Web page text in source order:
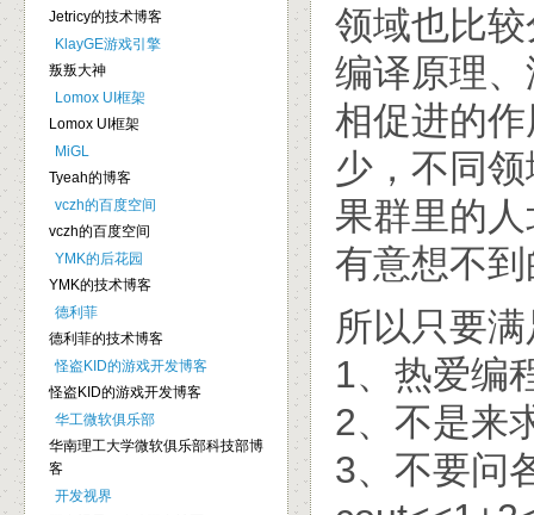
领域也比
编译原理
相促进的
少，不同
果群里的
有意想不
所以只要
1、热爱编
2、不是来
3、不要问
Jetricy的技术博客
KlayGE游戏引擎
叛叛大神
Lomox UI框架
Lomox UI框架
MiGL
Tyeah的博客
vczh的百度空间
vczh的百度空间
YMK的后花园
YMK的技术博客
德利菲
德利菲的技术博客
怪盗KID的游戏开发博客
怪盗KID的游戏开发博客
华工微软俱乐部
华南理工大学微软俱乐部科技部博
客
开发视界